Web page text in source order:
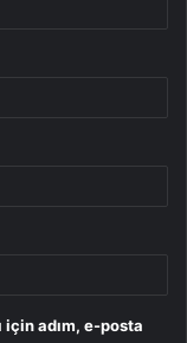
için adım, e-posta